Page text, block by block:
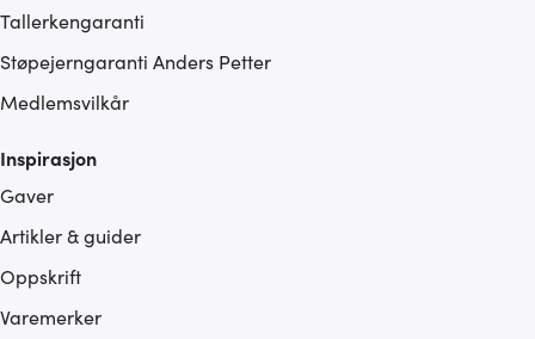
Tallerkengaranti
Støpejerngaranti Anders Petter
Medlemsvilkår
Inspirasjon
Gaver
Artikler & guider
Oppskrift
Varemerker